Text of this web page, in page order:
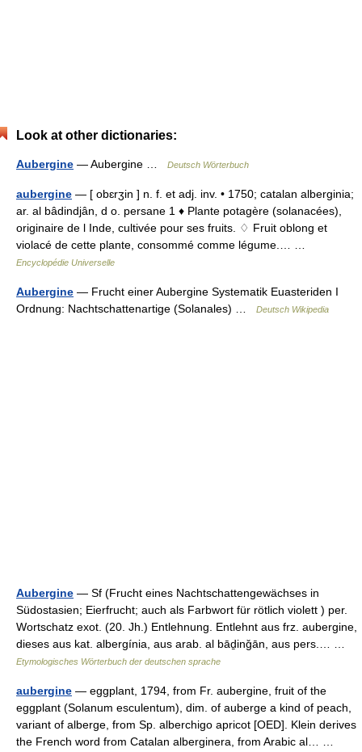
Look at other dictionaries:
Aubergine — Aubergine … Deutsch Wörterbuch
aubergine — [ obɛrʒin ] n. f. et adj. inv. • 1750; catalan alberginia;
ar. al bâdindjân, d o. persane 1 ♦ Plante potagère (solanacées),
originaire de l Inde, cultivée pour ses fruits. ♢ Fruit oblong et
violacé de cette plante, consommé comme légume.… …
Encyclopédie Universelle
Aubergine — Frucht einer Aubergine Systematik Euasteriden I
Ordnung: Nachtschattenartige (Solanales) …
Deutsch Wikipedia
Aubergine — Sf (Frucht eines Nachtschattengewächses in
Südostasien; Eierfrucht; auch als Farbwort für rötlich violett ) per.
Wortschatz exot. (20. Jh.) Entlehnung. Entlehnt aus frz. aubergine,
dieses aus kat. albergínia, aus arab. al bāḏinǧān, aus pers.… …
Etymologisches Wörterbuch der deutschen sprache
aubergine — eggplant, 1794, from Fr. aubergine, fruit of the
eggplant (Solanum esculentum), dim. of auberge a kind of peach,
variant of alberge, from Sp. alberchigo apricot [OED]. Klein derives
the French word from Catalan alberginera, from Arabic al… …